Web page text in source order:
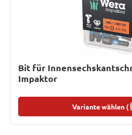
Bit für
Impaktor
Variante wählen (